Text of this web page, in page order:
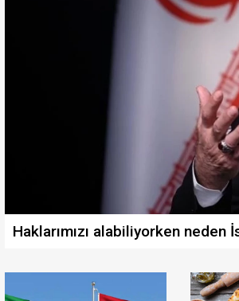
Haklarımızı alabiliyorken